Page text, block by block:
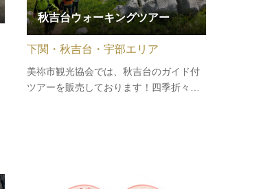
秋吉台ウォーキングツアー
美祢市観光協会では、秋吉台のガイド付
ツアーを販売しております！四季折々の
下関・秋吉台・宇部エリア